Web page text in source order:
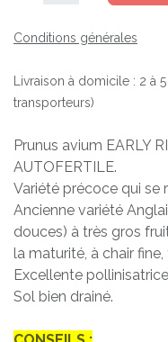
Conditions générales
Livraison à domicile : 2 à
transporteurs)
Prunus avium EARLY
AUTOFERTILE.
Variété précoce qui se
Ancienne variété
douces) à très gros
la maturité, à chair
Excellente
Sol bien drainé.